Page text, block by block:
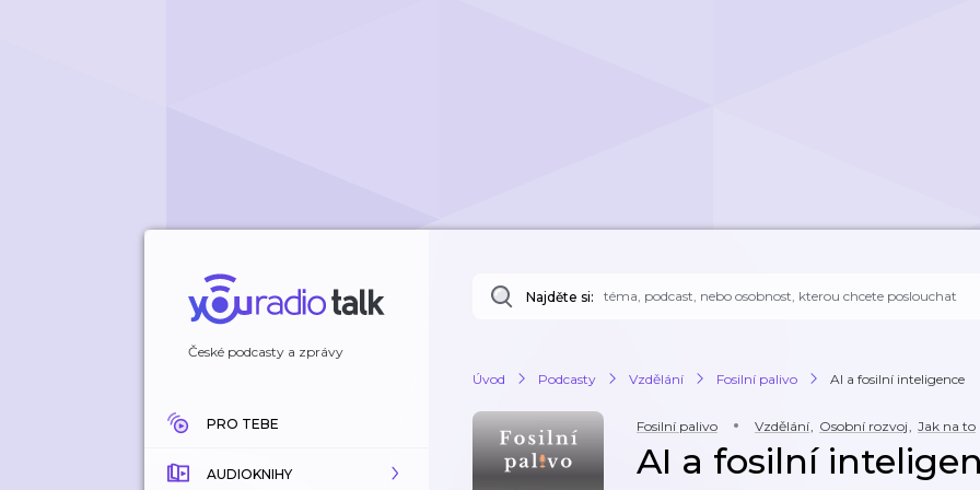
České podcasty a zprávy
PRO TEBE
AUDIOKNIHY
Najděte si:
Úvod Podcasty Vzdělání Fosilní palivo AI a fosilní inteligence
Fosilní palivo Vzdělání, Osobní rozvoj, Jak na to
AI a fosilní